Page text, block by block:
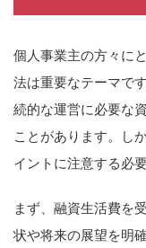
個人事業主の方々に
法は重要なテーマで
続的な運営に必要な
ことがあります。し
イントに注意する必
まず、融資生活費を
状や将来の展望を明